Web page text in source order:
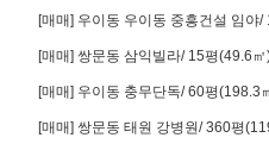
[매매] 우이동 우이동 중흥건설 임야
[매매] 쌍문동 삼익빌라/ 15평(49.6㎡
[매매] 우이동 충무단독/ 60평(198.3
[매매] 쌍문동 태원 강병원/ 360평